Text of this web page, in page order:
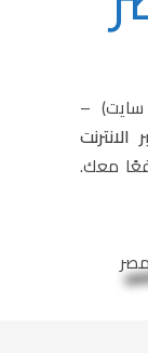
سايت) –
معك.